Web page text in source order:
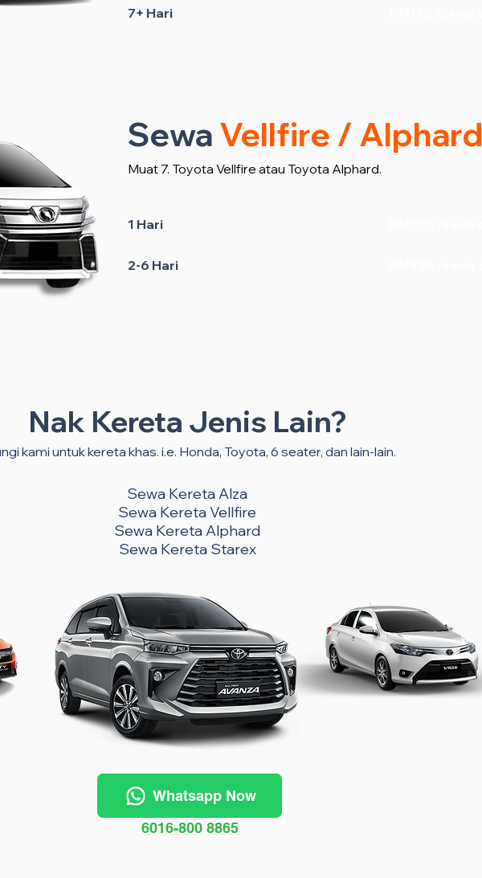
7+ Hari
Sewa Vellfire / Alphard
Muat 7. Toyota Vellfire atau Toyota Alphard.
1 Hari
2-6 Hari
Nak Kereta Jenis Lain?
kami untuk kereta khas. i.e. Honda, Toyota, 6 seater, dan lain-lain.
Sewa Kereta Alza
Sewa Kereta Vellfire
Sewa Kereta Alphard
Sewa Kereta Starex
Whatsapp Now
6016-800 8865